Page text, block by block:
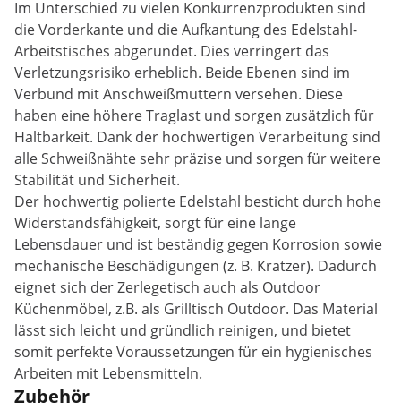
Im Unterschied zu vielen Konkurrenzprodukten sind
die Vorderkante und die Aufkantung des Edelstahl-
Arbeitstisches abgerundet. Dies verringert das
Verletzungsrisiko erheblich. Beide Ebenen sind im
Verbund mit Anschweißmuttern versehen. Diese
haben eine höhere Traglast und sorgen zusätzlich für
Haltbarkeit. Dank der hochwertigen Verarbeitung sind
alle Schweißnähte sehr präzise und sorgen für weitere
Stabilität und Sicherheit.
Der hochwertig polierte Edelstahl besticht durch hohe
Widerstandsfähigkeit, sorgt für eine lange
Lebensdauer und ist beständig gegen Korrosion sowie
mechanische Beschädigungen (z. B. Kratzer). Dadurch
eignet sich der Zerlegetisch auch als Outdoor
Küchenmöbel, z.B. als Grilltisch Outdoor. Das Material
lässt sich leicht und gründlich reinigen, und bietet
somit perfekte Voraussetzungen für ein hygienisches
Arbeiten mit Lebensmitteln.
Zubehör